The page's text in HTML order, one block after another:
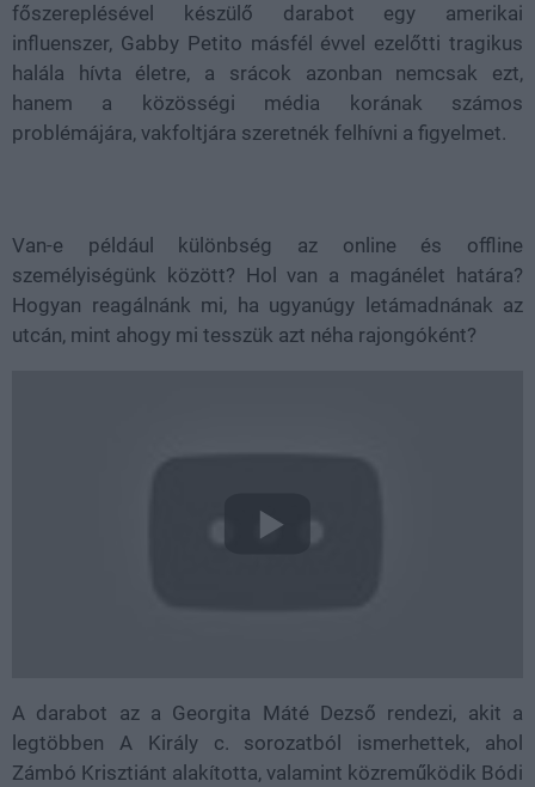
főszereplésével készülő darabot egy amerikai
influenszer, Gabby Petito másfél évvel ezelőtti tragikus
halála hívta életre, a srácok azonban nemcsak ezt,
hanem a közösségi média korának számos
problémájára, vakfoltjára szeretnék felhívni a figyelmet.
Van-e például különbség az online és offline
személyiségünk között? Hol van a magánélet határa?
Hogyan reagálnánk mi, ha ugyanúgy letámadnának az
utcán, mint ahogy mi tesszük azt néha rajongóként?
A darabot az a Georgita Máté Dezső rendezi, akit a
legtöbben A Király c. sorozatból ismerhettek, ahol
Zámbó Krisztiánt alakította, valamint közreműködik Bódi